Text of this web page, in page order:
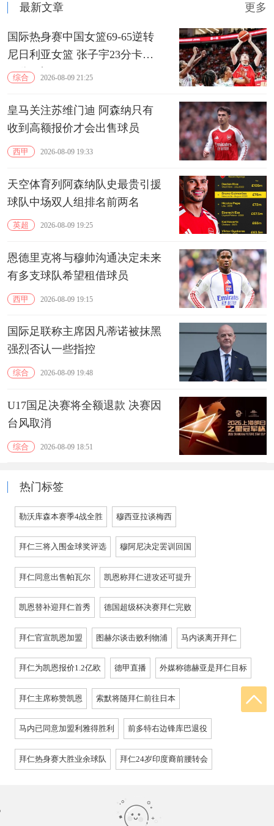
最新文章 更多
国际热身赛中国女篮69-65逆转
尼日利亚女篮 张子宇23分卡鲁
13分3助
综合 2026-08-09 21:25
皇马关注苏维门迪 阿森纳只有
收到高额报价才会出售球员
西甲 2026-08-09 19:33
天空体育列阿森纳队史最贵引援
球队中场双人组排名前两名
英超 2026-08-09 19:25
恩德里克将与穆帅沟通决定未来
有多支球队希望租借球员
西甲 2026-08-09 19:15
国际足联称主席因凡蒂诺被抹黑
强烈否认一些指控
综合 2026-08-09 19:48
U17国足决赛将全额退款 决赛因
台风取消
综合 2026-08-09 18:51
热门标签
勒沃库森本赛季4战全胜 穆西亚拉谈梅西
拜仁三将入围金球奖评选 穆阿尼决定罢训回国
拜仁同意出售帕瓦尔 凯恩称拜仁进攻还可提升
凯恩替补迎拜仁首秀 德国超级杯决赛拜仁完败
拜仁官宣凯恩加盟 图赫尔谈击败利物浦 马内谈离开拜仁
拜仁为凯恩报价1.2亿欧 德甲直播 外媒称德赫亚是拜仁目标
拜仁主席称赞凯恩 索默将随拜仁前往日本
马内已同意加盟利雅得胜利 前多特右边锋库巴退役
拜仁热身赛大胜业余球队 拜仁24岁印度裔前腰转会